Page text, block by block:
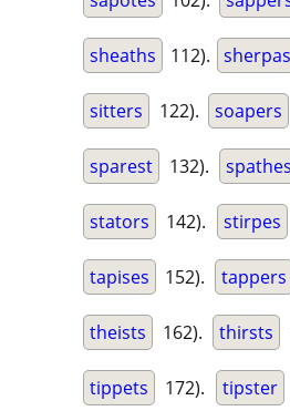
sheaths 112). sherpas
sitters 122). soapers
sparest 132). spathes
stators 142). stirpes
tapises 152). tappers
theists 162). thirsts
tippets 172). tipster